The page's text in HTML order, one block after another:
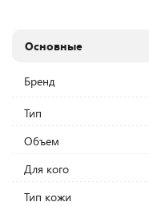
Основные
Бренд
Тип
Объем
Для кого
Тип кожи